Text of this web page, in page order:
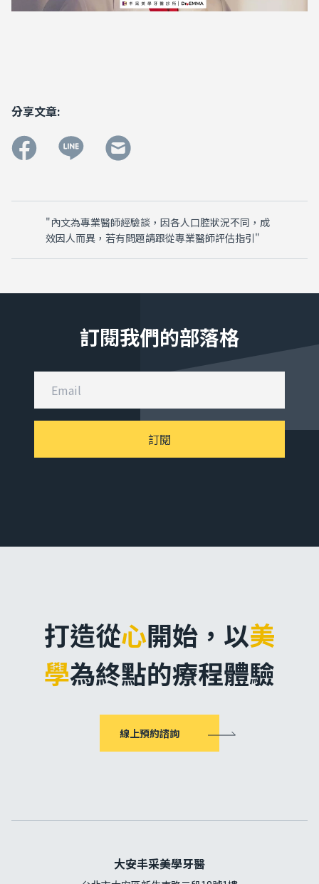
分享文章:
"內文為專業醫師經驗談，因各人口腔狀況不同，成
效因人而異，若有問題請跟從專業醫師評估指引"
訂閱我們的部落格
訂閱
打造從心開始， 以美
學為終點的療程體驗
線上預約諮詢
大安丰采美學牙醫